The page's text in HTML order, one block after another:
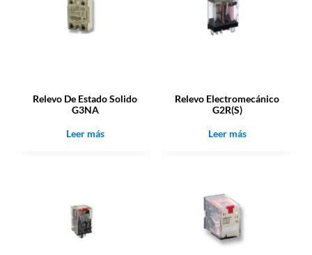
Relevo De Estado Solido
G3NA
Leer más
Relevo Electromecánico
G2R(S)
Leer más